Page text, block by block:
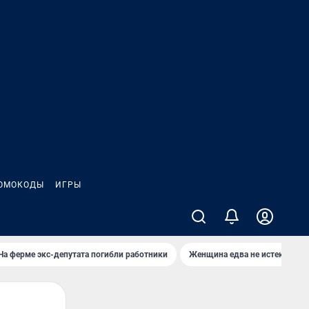
ИГРЫ
ферме экс-депутата погибли работники Женщина едва не истекла